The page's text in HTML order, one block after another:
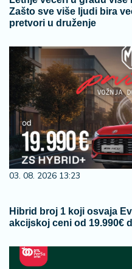
Zašto sve više ljudi bira
pretvori u druženje
03. 08. 2026 13:23
Hibrid broj 1 koji osvaja
akcijskoj ceni od 19.990€